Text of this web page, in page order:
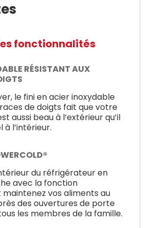
fonctionnalités
RÉSISTANT AUX
le fini en acier inoxydable
de doigts fait que votre
aussi beau à l’extérieur qu’il
l’intérieur.
du réfrigérateur en
avec la fonction
maintenez vos aliments au
des ouvertures de porte
les membres de la famille.